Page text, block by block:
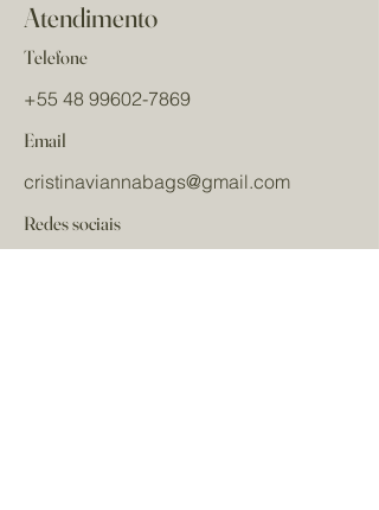
Atendimento
Telefone
+55 48 99602-7869
Email
cristinaviannabags@gmail.com
Redes sociais